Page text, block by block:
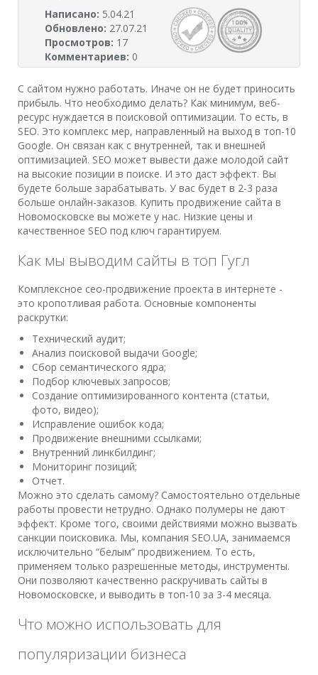
Написано: 5.04.21
Обновлено: 27.07.21
Просмотров: 17
Комментариев: 0
С сайтом нужно работать. Иначе он не будет приносить
прибыль. Что необходимо делать? Как минимум, веб-
ресурс нуждается в поисковой оптимизации. То есть, в
SEO. Это комплекс мер, направленный на выход в топ-10
Google. Он связан как с внутренней, так и внешней
оптимизацией. SEO может вывести даже молодой сайт
на высокие позиции в поиске. И это даст эффект. Вы
будете больше зарабатывать. У вас будет в 2-3 раза
больше онлайн-заказов. Купить продвижение сайта в
Новомосковске вы можете у нас. Низкие цены и
качественное SEO под ключ гарантируем.
Как мы выводим сайты в топ Гугл
Комплексное сео-продвижение проекта в интернете -
это кропотливая работа. Основные компоненты
раскрутки:
Технический аудит;
Анализ поисковой выдачи Google;
Сбор семантического ядра;
Подбор ключевых запросов;
Создание оптимизированного контента (статьи,
фото, видео);
Исправление ошибок кода;
Продвижение внешними ссылками;
Внутренний линкбилдинг;
Мониторинг позиций;
Отчет.
Можно это сделать самому? Самостоятельно отдельные
работы провести нетрудно. Однако полумеры не дают
эффект. Кроме того, своими действиями можно вызвать
санкции поисковика. Мы, компания SEO.UA, занимаемся
исключительно “белым” продвижением. То есть,
применяем только разрешенные методы, инструменты.
Они позволяют качественно раскручивать сайты в
Новомосковске, и выводить в топ-10 за 3-4 месяца.
Что можно использовать для
популяризации бизнеса